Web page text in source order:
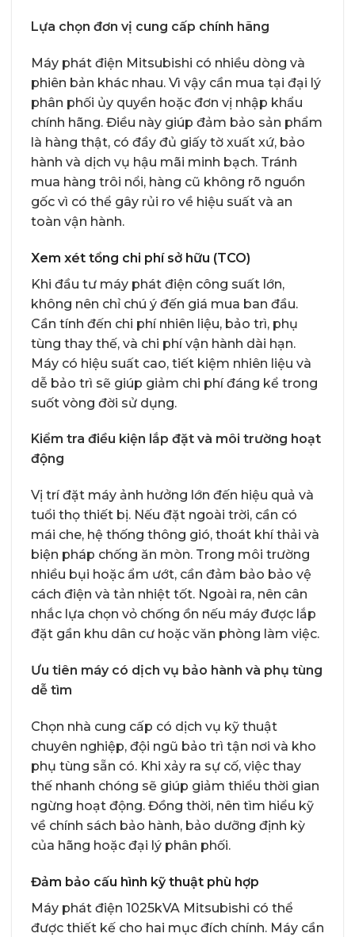
Lựa chọn đơn vị cung cấp chính hãng
Máy phát điện Mitsubishi có nhiều dòng và
phiên bản khác nhau. Vì vậy cần mua tại đại lý
phân phối ủy quyền hoặc đơn vị nhập khẩu
chính hãng. Điều này giúp đảm bảo sản phẩm
là hàng thật, có đầy đủ giấy tờ xuất xứ, bảo
hành và dịch vụ hậu mãi minh bạch. Tránh
mua hàng trôi nổi, hàng cũ không rõ nguồn
gốc vì có thể gây rủi ro về hiệu suất và an
toàn vận hành.
Xem xét tổng chi phí sở hữu (TCO)
Khi đầu tư máy phát điện công suất lớn,
không nên chỉ chú ý đến giá mua ban đầu.
Cần tính đến chi phí nhiên liệu, bảo trì, phụ
tùng thay thế, và chi phí vận hành dài hạn.
Máy có hiệu suất cao, tiết kiệm nhiên liệu và
dễ bảo trì sẽ giúp giảm chi phí đáng kể trong
suốt vòng đời sử dụng.
Kiểm tra điều kiện lắp đặt và môi trường hoạt
động
Vị trí đặt máy ảnh hưởng lớn đến hiệu quả và
tuổi thọ thiết bị. Nếu đặt ngoài trời, cần có
mái che, hệ thống thông gió, thoát khí thải và
biện pháp chống ăn mòn. Trong môi trường
nhiều bụi hoặc ẩm ướt, cần đảm bảo bảo vệ
cách điện và tản nhiệt tốt. Ngoài ra, nên cân
nhắc lựa chọn vỏ chống ồn nếu máy được lắp
đặt gần khu dân cư hoặc văn phòng làm việc.
Ưu tiên máy có dịch vụ bảo hành và phụ tùng
dễ tìm
Chọn nhà cung cấp có dịch vụ kỹ thuật
chuyên nghiệp, đội ngũ bảo trì tận nơi và kho
phụ tùng sẵn có. Khi xảy ra sự cố, việc thay
thế nhanh chóng sẽ giúp giảm thiểu thời gian
ngừng hoạt động. Đồng thời, nên tìm hiểu kỹ
về chính sách bảo hành, bảo dưỡng định kỳ
của hãng hoặc đại lý phân phối.
Đảm bảo cấu hình kỹ thuật phù hợp
Máy phát điện 1025kVA Mitsubishi có thể
được thiết kế cho hai mục đích chính. Máy cần